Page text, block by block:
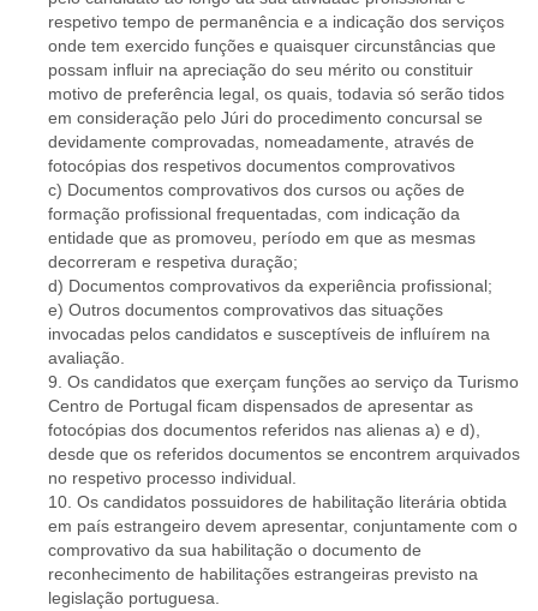
respetivo tempo de permanência e a indicação dos serviços
onde tem exercido funções e quaisquer circunstâncias que
possam influir na apreciação do seu mérito ou constituir
motivo de preferência legal, os quais, todavia só serão tidos
em consideração pelo Júri do procedimento concursal se
devidamente comprovadas, nomeadamente, através de
fotocópias dos respetivos documentos comprovativos
c) Documentos comprovativos dos cursos ou ações de
formação profissional frequentadas, com indicação da
entidade que as promoveu, período em que as mesmas
decorreram e respetiva duração;
d) Documentos comprovativos da experiência profissional;
e) Outros documentos comprovativos das situações
invocadas pelos candidatos e susceptíveis de influírem na
avaliação.
9. Os candidatos que exerçam funções ao serviço da Turismo
Centro de Portugal ficam dispensados de apresentar as
fotocópias dos documentos referidos nas alienas a) e d),
desde que os referidos documentos se encontrem arquivados
no respetivo processo individual.
10. Os candidatos possuidores de habilitação literária obtida
em país estrangeiro devem apresentar, conjuntamente com o
comprovativo da sua habilitação o documento de
reconhecimento de habilitações estrangeiras previsto na
legislação portuguesa.